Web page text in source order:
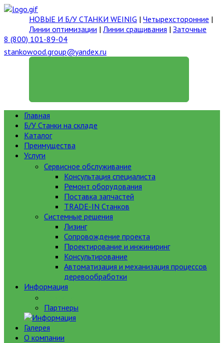
НОВЫЕ И Б/У СТАНКИ WEINIG | Четырехсторонние |
Линии оптимизации | Линии сращивания | Заточные
8 (800) 101-89-04
stankowood.group@yandex.ru
Главная
Б/У Станки на складе
Каталог
Преимущества
Услуги
Сервисное обслуживание
Консультация специалиста
Ремонт оборудования
Поставка запчастей
TRADE-IN Станков
Системные решения
Лизинг
Сопровождение проекта
Проектирование и инжиниринг
Консультирование
Автоматизация и механизация процессов
деревообработки
Информация
Партнеры
Галерея
О компании